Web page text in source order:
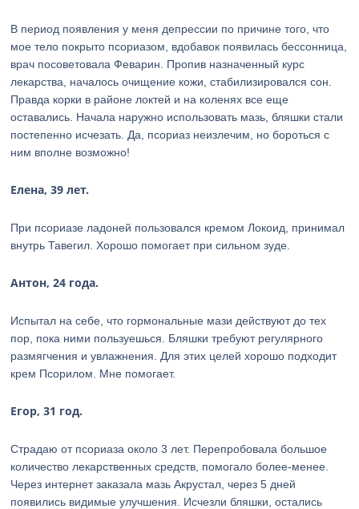
В период появления у меня депрессии по причине того, что
мое тело покрыто псориазом, вдобавок появилась бессонница,
врач посоветовала Феварин. Пропив назначенный курс
лекарства, началось очищение кожи, стабилизировался сон.
Правда корки в районе локтей и на коленях все еще
оставались. Начала наружно использовать мазь, бляшки стали
постепенно исчезать. Да, псориаз неизлечим, но бороться с
ним вполне возможно!
Елена, 39 лет.
При псориазе ладоней пользовался кремом Локоид, принимал
внутрь Тавегил. Хорошо помогает при сильном зуде.
Антон, 24 года.
Испытал на себе, что гормональные мази действуют до тех
пор, пока ними пользуешься. Бляшки требуют регулярного
размягчения и увлажнения. Для этих целей хорошо подходит
крем Псорилом. Мне помогает.
Егор, 31 год.
Страдаю от псориаза около 3 лет. Перепробовала большое
количество лекарственных средств, помогало более-менее.
Через интернет заказала мазь Акрустал, через 5 дней
появились видимые улучшения. Исчезли бляшки, остались